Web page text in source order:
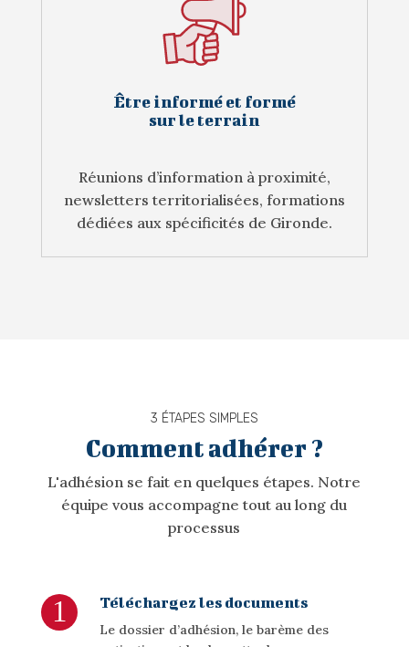
Être informé et formé
sur le terrain
Réunions d’information à proximité,
newsletters territorialisées, formations
dédiées aux spécificités de Gironde.
3 ÉTAPES SIMPLES
Comment adhérer ?
L'adhésion se fait en quelques étapes. Notre
équipe vous accompagne tout au long du
processus
Téléchargez les documents
Le dossier d’adhésion, le barème des